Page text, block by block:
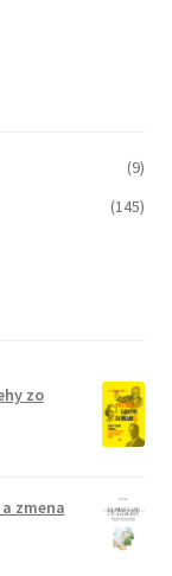
(9)
(145)
zo
zmena